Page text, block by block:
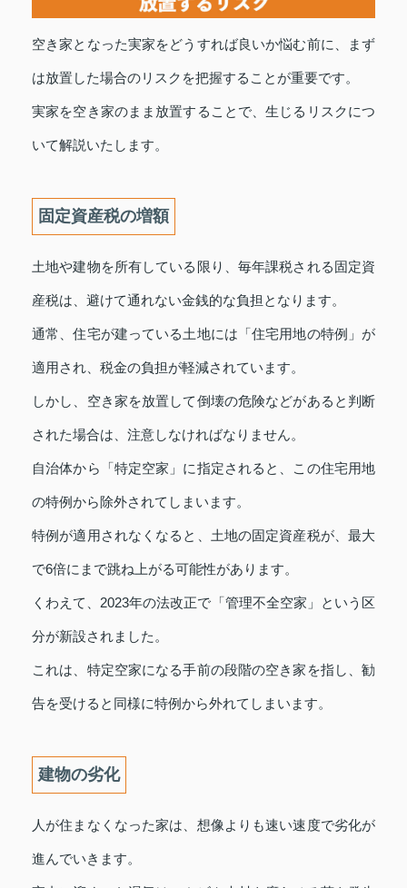
空き家となった実家をどうすれば良いか悩む前に、まず
は放置した場合のリスクを把握することが重要です。
実家を空き家のまま放置することで、生じるリスクにつ
いて解説いたします。
固定資産税の増額
土地や建物を所有している限り、毎年課税される固定資
産税は、避けて通れない金銭的な負担となります。
通常、住宅が建っている土地には「住宅用地の特例」が
適用され、税金の負担が軽減されています。
しかし、空き家を放置して倒壊の危険などがあると判断
された場合は、注意しなければなりません。
自治体から「特定空家」に指定されると、この住宅用地
の特例から除外されてしまいます。
特例が適用されなくなると、土地の固定資産税が、最大
で6倍にまで跳ね上がる可能性があります。
くわえて、2023年の法改正で「管理不全空家」という区
分が新設されました。
これは、特定空家になる手前の段階の空き家を指し、勧
告を受けると同様に特例から外れてしまいます。
建物の劣化
人が住まなくなった家は、想像よりも速い速度で劣化が
進んでいきます。